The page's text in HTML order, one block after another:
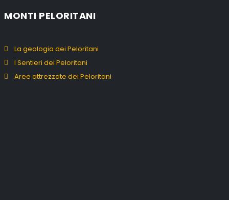
MONTI PELORITANI
La geologia dei Peloritani
I Sentieri dei Peloritani
Aree attrezzate dei Peloritani